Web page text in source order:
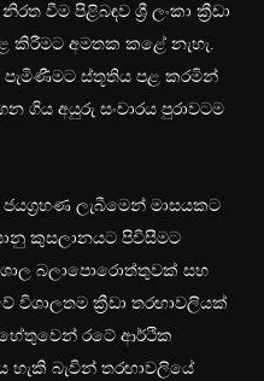
වීම පිළිබඳව ශ්‍රී ලංකා ක්‍රීඩා
අමතක කළේ නැහැ.
පැමිණීමට ස්තූතිය පළ කරමින්
ගිය අයුරු සංචාරය පුරාවටම
ජයග්‍රහණ ලැබීමෙන් මාසයකට
කුසලානයට පිවිසීමට
බලාපොරොත්තුවක් සහ
විශාලතම ක්‍රීඩා තරඟාවලියක්
හේතුවෙන් රටේ ආර්ථික
හැකි බැවින් තරඟාවලියේ